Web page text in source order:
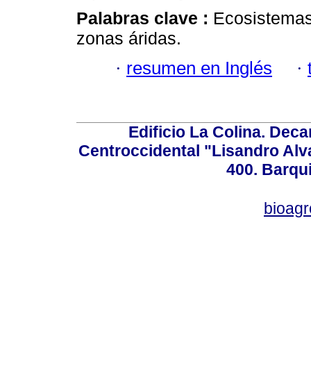
Palabras clave :
zonas áridas.
· resumen en Inglés ·
Edificio La Colina.
Centroccidental "Lisandro
400.